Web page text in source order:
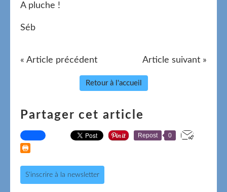
A pluche !
Séb
« Article précédent Article suivant »
Retour à l'accueil
Partager cet article
Repost 0
S'inscrire à la newsletter